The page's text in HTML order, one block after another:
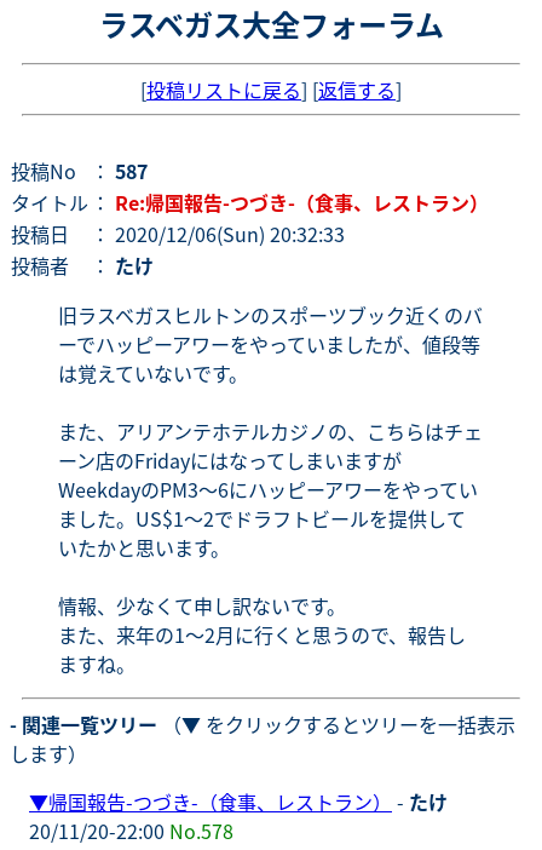
ラスベガス大全フォーラム
[投稿リストに戻る] [返信する]
投稿No ： 587
タイトル ： Re:帰国報告-つづき-（食事、レストラン）
投稿日
： 2020/12/06(Sun) 20:32:33
投稿者
： たけ
旧ラスベガスヒルトンのスポーツブック近くのバ
ーでハッピーアワーをやっていましたが、値段等
は覚えていないです。
また、アリアンテホテルカジノの、こちらはチェ
ーン店のFridayにはなってしまいますが
WeekdayのPM3～6にハッピーアワーをやってい
ました。US$1～2でドラフトビールを提供して
いたかと思います。
情報、少なくて申し訳ないです。
また、来年の1～2月に行くと思うので、報告し
ますね。
- 関連一覧ツリー （▼ をクリックするとツリーを一括表示
します）
▼帰国報告-つづき-（食事、レストラン） - たけ
20/11/20-22:00 No.578